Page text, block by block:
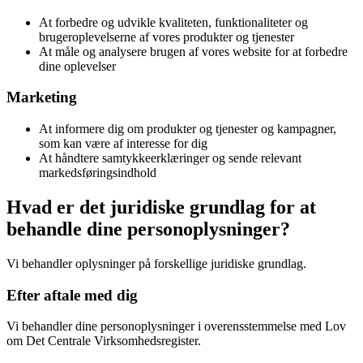
At forbedre og udvikle kvaliteten, funktionaliteter og
brugeroplevelserne af vores produkter og tjenester
At måle og analysere brugen af vores website for at forbedre
dine oplevelser
Marketing
At informere dig om produkter og tjenester og kampagner,
som kan være af interesse for dig
At håndtere samtykkeerklæringer og sende relevant
markedsføringsindhold
Hvad er det juridiske grundlag for at
behandle dine personoplysninger?
Vi behandler oplysninger på forskellige juridiske grundlag.
Efter aftale med dig
Vi behandler dine personoplysninger i overensstemmelse med Lov
om Det Centrale Virksomhedsregister.